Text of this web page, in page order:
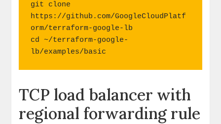
git clone
https://github.com/GoogleCloudPlatf
orm/terraform-google-lb
cd ~/terraform-google-
lb/examples/basic
TCP load balancer with
regional forwarding rule